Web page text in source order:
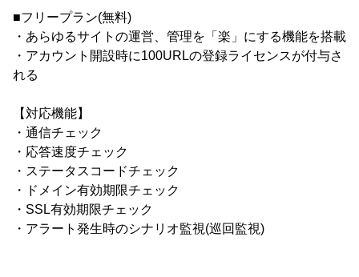
■フリープラン(無料)
・あらゆるサイトの運営、管理を「楽」にする機能を搭載
・アカウント開設時に100URLの登録ライセンスが付与さ
れる
【対応機能】
・通信チェック
・応答速度チェック
・ステータスコードチェック
・ドメイン有効期限チェック
・SSL有効期限チェック
・アラート発生時のシナリオ監視(巡回監視)